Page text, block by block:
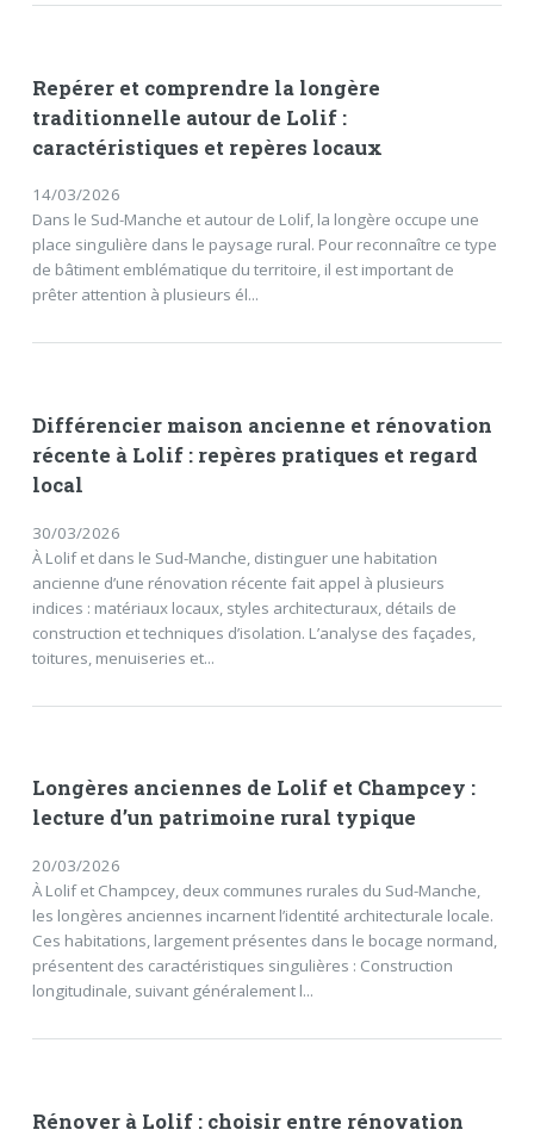
Repérer et comprendre la longère
traditionnelle autour de Lolif :
caractéristiques et repères locaux
14/03/2026
Dans le Sud-Manche et autour de Lolif, la longère occupe une
place singulière dans le paysage rural. Pour reconnaître ce type
de bâtiment emblématique du territoire, il est important de
prêter attention à plusieurs él...
Différencier maison ancienne et rénovation
récente à Lolif : repères pratiques et regard
local
30/03/2026
À Lolif et dans le Sud-Manche, distinguer une habitation
ancienne d’une rénovation récente fait appel à plusieurs
indices : matériaux locaux, styles architecturaux, détails de
construction et techniques d’isolation. L’analyse des façades,
toitures, menuiseries et...
Longères anciennes de Lolif et Champcey :
lecture d’un patrimoine rural typique
20/03/2026
À Lolif et Champcey, deux communes rurales du Sud-Manche,
les longères anciennes incarnent l’identité architecturale locale.
Ces habitations, largement présentes dans le bocage normand,
présentent des caractéristiques singulières : Construction
longitudinale, suivant généralement l...
Rénover à Lolif : choisir entre rénovation